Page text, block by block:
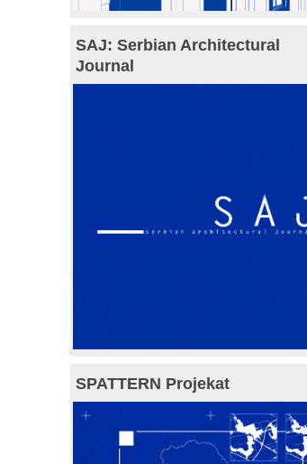
SAJ: Serbian Architectural
Journal
SPATTERN Projekat